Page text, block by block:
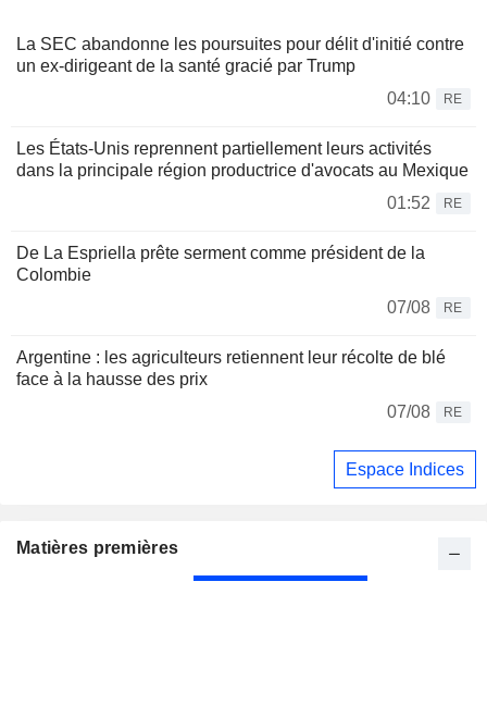
La SEC abandonne les poursuites pour délit d'initié contre
un ex-dirigeant de la santé gracié par Trump
04:10
RE
Les États-Unis reprennent partiellement leurs activités
dans la principale région productrice d'avocats au Mexique
01:52
RE
De La Espriella prête serment comme président de la
Colombie
07/08
RE
Argentine : les agriculteurs retiennent leur récolte de blé
face à la hausse des prix
07/08
RE
Espace Indices
Matières premières